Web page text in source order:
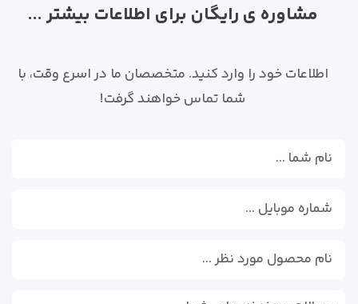
مشاوره ی رایگان برای اطلاعات بیشتر ...
اطلاعات خود را وارد کنید. متخصصان ما در اسرع وقت، با
شما تماس خواهند گرفت!